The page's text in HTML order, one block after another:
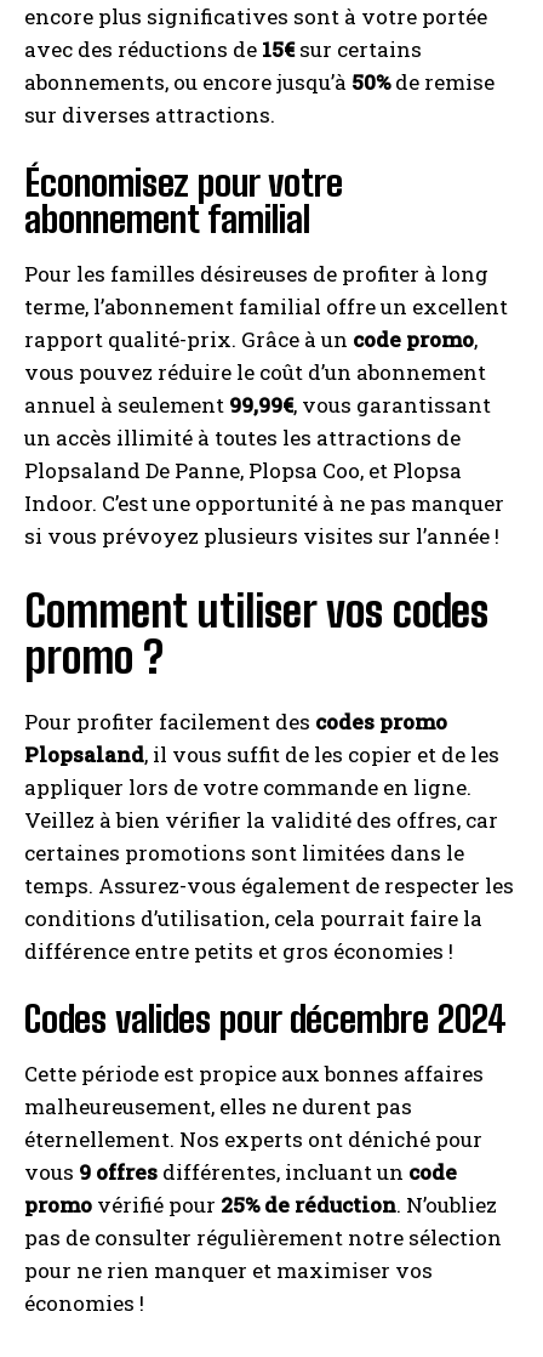
encore plus significatives sont à votre portée
avec des réductions de 15€sur certains
abonnements, ou encore jusqu’à 50%de remise
sur diverses attractions.
Économisez pour votre
abonnement familial
Pour les familles désireuses de profiter à long
terme, l’abonnement familial offre un excellent
rapport qualité-prix. Grâce à un code promo,
vous pouvez réduire le coût d’un abonnement
annuel à seulement 99,99€, vous garantissant
un accès illimité à toutes les attractions de
Plopsaland De Panne, Plopsa Coo, et Plopsa
Indoor. C’est une opportunité à ne pas manquer
si vous prévoyez plusieurs visites sur l’année !
Comment utiliser vos codes
promo ?
Pour profiter facilement des codes promo
Plopsaland, il vous suffit de les copier et de les
appliquer lors de votre commande en ligne.
Veillez à bien vérifier la validité des offres, car
certaines promotions sont limitées dans le
temps. Assurez-vous également de respecter les
conditions d’utilisation, cela pourrait faire la
différence entre petits et gros économies !
Codes valides pour décembre 2024
Cette période est propice aux bonnes affaires
malheureusement, elles ne durent pas
éternellement. Nos experts ont déniché pour
vous 9 offres différentes, incluant un code
promo vérifié pour 25% de réduction. N’oubliez
pas de consulter régulièrement notre sélection
pour ne rien manquer et maximiser vos
économies !